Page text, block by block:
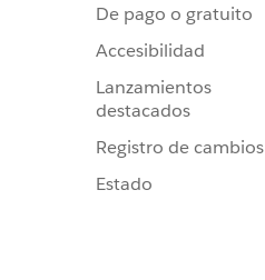
De pago o gratuito
Accesibilidad
Lanzamientos
destacados
Registro de cambios
Estado